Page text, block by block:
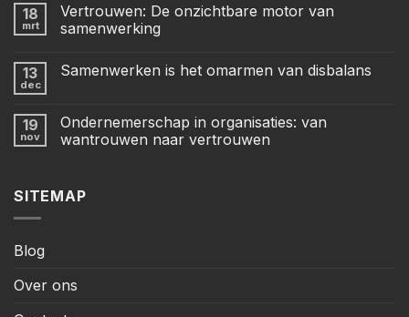
18
mrt
Vertrouwen: De onzichtbare motor van
samenwerking
13
dec
Samenwerken is het omarmen van disbalans
19
nov
Ondernemerschap in organisaties: van
wantrouwen naar vertrouwen
SITEMAP
Blog
Over ons